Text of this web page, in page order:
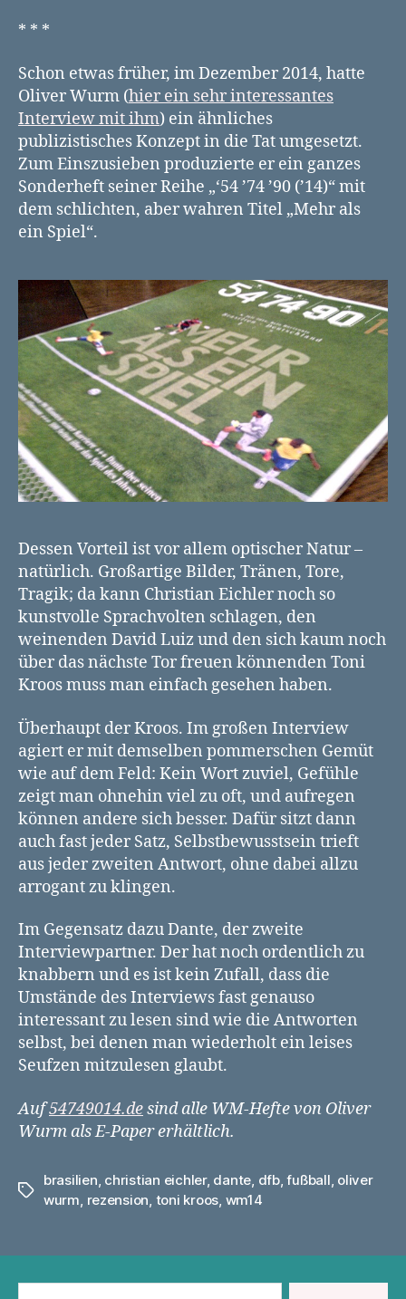
* * *
Schon etwas früher, im Dezember 2014, hatte
Oliver Wurm (hier ein sehr interessantes
Interview mit ihm) ein ähnliches
publizistisches Konzept in die Tat umgesetzt.
Zum Einszusieben produzierte er ein ganzes
Sonderheft seiner Reihe „‘54 ’74 ’90 (’14)“ mit
dem schlichten, aber wahren Titel „Mehr als
ein Spiel“.
Dessen Vorteil ist vor allem optischer Natur –
natürlich. Großartige Bilder, Tränen, Tore,
Tragik; da kann Christian Eichler noch so
kunstvolle Sprachvolten schlagen, den
weinenden David Luiz und den sich kaum noch
über das nächste Tor freuen könnenden Toni
Kroos muss man einfach gesehen haben.
Überhaupt der Kroos. Im großen Interview
agiert er mit demselben pommerschen Gemüt
wie auf dem Feld: Kein Wort zuviel, Gefühle
zeigt man ohnehin viel zu oft, und aufregen
können andere sich besser. Dafür sitzt dann
auch fast jeder Satz, Selbstbewusstsein trieft
aus jeder zweiten Antwort, ohne dabei allzu
arrogant zu klingen.
Im Gegensatz dazu Dante, der zweite
Interviewpartner. Der hat noch ordentlich zu
knabbern und es ist kein Zufall, dass die
Umstände des Interviews fast genauso
interessant zu lesen sind wie die Antworten
selbst, bei denen man wiederholt ein leises
Seufzen mitzulesen glaubt.
Auf54749014.desind alle WM-Hefte von Oliver
Wurm als E-Paper erhältlich.
Schlagwörter
brasilien christian eichler, dante dfb,fußball oliver
wurm rezension toni kroos wm14